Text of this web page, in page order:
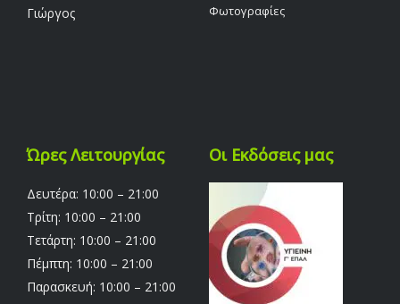
Γιώργος
Φωτογραφίες
Ώρες Λειτουργίας
Δευτέρα: 10:00 – 21:00
Τρίτη: 10:00 – 21:00
Τετάρτη: 10:00 – 21:00
Πέμπτη: 10:00 – 21:00
Παρασκευή: 10:00 – 21:00
Οι Εκδόσεις μας